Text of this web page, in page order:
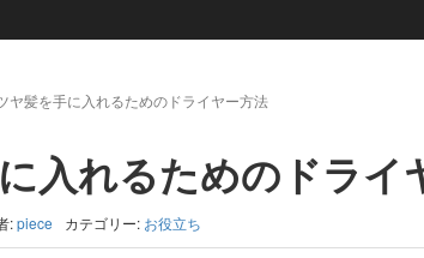
ヤ髪を手に入れるためのドライヤー方法
入れるためのドライ
:piece カテゴリー: お役立ち